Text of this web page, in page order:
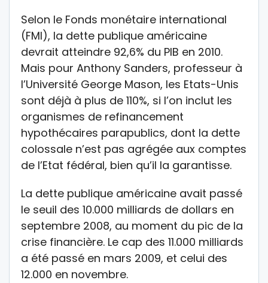
Selon le Fonds monétaire international
(FMI), la dette publique américaine
devrait atteindre 92,6% du PIB en 2010.
Mais pour Anthony Sanders, professeur à
l’Université George Mason, les Etats-Unis
sont déjà à plus de 110%, si l’on inclut les
organismes de refinancement
hypothécaires parapublics, dont la dette
colossale n’est pas agrégée aux comptes
de l’Etat fédéral, bien qu’il la garantisse.
La dette publique américaine avait passé
le seuil des 10.000 milliards de dollars en
septembre 2008, au moment du pic de la
crise financière. Le cap des 11.000 milliards
a été passé en mars 2009, et celui des
12.000 en novembre.